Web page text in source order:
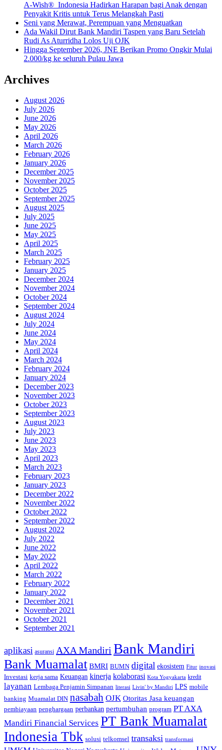
A-Wish® Indonesia Hadirkan Harapan bagi Anak dengan
Penyakit Kritis untuk Terus Melangkah Pasti
Seni yang Merawat, Perempuan yang Menguatkan
Ada Wakil Dirut Bank Mandiri Taspen yang Baru Setelah
Rudi As Aturridha Lolos Uji OJK
Hingga September 2026, JNE Berikan Promo Ongkir Mulai
2.000/kg ke seluruh Pulau Jawa
Archives
August 2026
July 2026
June 2026
May 2026
April 2026
March 2026
February 2026
January 2026
December 2025
November 2025
October 2025
September 2025
August 2025
July 2025
June 2025
May 2025
April 2025
March 2025
February 2025
January 2025
December 2024
November 2024
October 2024
September 2024
August 2024
July 2024
June 2024
May 2024
April 2024
March 2024
February 2024
January 2024
December 2023
November 2023
October 2023
September 2023
August 2023
July 2023
June 2023
May 2023
April 2023
March 2023
February 2023
January 2023
December 2022
November 2022
October 2022
September 2022
August 2022
July 2022
June 2022
May 2022
April 2022
March 2022
February 2022
January 2022
December 2021
November 2021
October 2021
September 2021
aplikasi asuransi AXA Mandiri Bank Mandiri
Bank Muamalat BMRI BUMN digital ekosistem Fitur inovasi
Investasi kerja sama Keuangan kinerja kolaborasi Kota Yogyakarta kredit
layanan Lembaga Penjamin Simpanan literasi Livin' by Mandiri LPS mobile
banking Muamalat DIN nasabah OJK Otoritas Jasa keuangan
pembiayaan penghargaan perbankan pertumbuhan program PT AXA
Mandiri Financial Services PT Bank Muamalat
Indonesia Tbk solusi telkomsel transaksi transformasi